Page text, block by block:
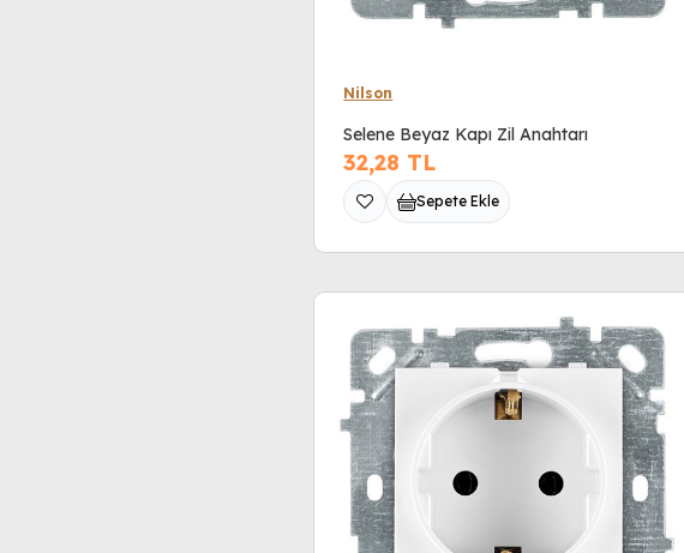
Nilson
Selene Beyaz Kapı Zil Anahtarı
32,28 TL
Sepete Ekle